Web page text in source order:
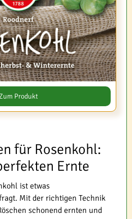
Produkt
für Rosenkohl:
Ernte
ist etwas
Mit der richtigen Technik
schonend ernten und